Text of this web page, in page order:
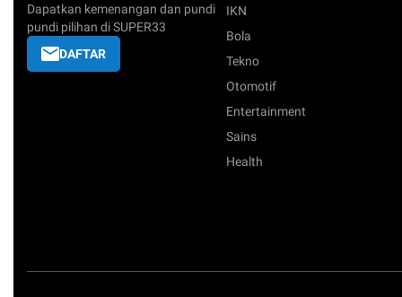
Dapatkan kemenangan dan pundi
pundi pilihan di SUPER33
DAFTAR
IKN
Bola
Tekno
Otomotif
Entertainment
Sains
Health